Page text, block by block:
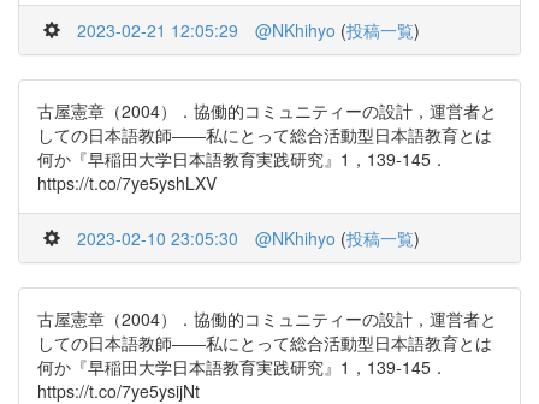
2023-02-21 12:05:29 @NKhihyo (投稿一覧)
古屋憲章（2004）．協働的コミュニティーの設計，運営者と
しての日本語教師――私にとって総合活動型日本語教育とは
何か『早稲田大学日本語教育実践研究』1，139-145．
https://t.co/7ye5yshLXV
2023-02-10 23:05:30 @NKhihyo (投稿一覧)
古屋憲章（2004）．協働的コミュニティーの設計，運営者と
しての日本語教師――私にとって総合活動型日本語教育とは
何か『早稲田大学日本語教育実践研究』1，139-145．
https://t.co/7ye5ysijNt